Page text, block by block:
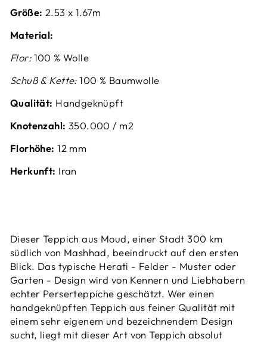
Größe: 2.53 x 1.67m
Material:
Flor: 100 % Wolle
Schuß & Kette: 100 % Baumwolle
Qualität: Handgeknüpft
Knotenzahl: 350.000 / m2
Florhöhe: 12 mm
Herkunft: Iran
Dieser Teppich aus Moud, einer Stadt 300 km
südlich von Mashhad, beeindruckt auf den ersten
Blick. Das typische Herati - Felder - Muster oder
Garten - Design wird von Kennern und Liebhabern
echter Perserteppiche geschätzt. Wer einen
handgeknüpften Teppich aus feiner Qualität mit
einem sehr eigenem und bezeichnendem Design
sucht, liegt mit dieser Art von Teppich absolut